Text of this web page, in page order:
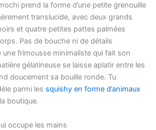
prend la forme d’une petite grenouille
translucide, avec deux grands
et quatre petites pattes palmées
Pas de bouche ni de détails
une frimousse minimaliste qui fait son
gélatineuse se laisse aplatir entre les
doucement sa bouille ronde. Tu
parmi les squishy en forme d’animaux
boutique.
occupe les mains